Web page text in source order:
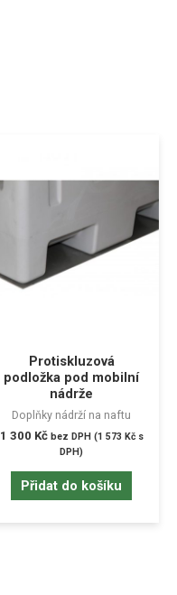
Protiskluzová
podložka pod mobilní
nádrže
Doplňky nádrží na naftu
1 300 Kč bez DPH (1 573 Kčs
DPH)
Přidat do košíku